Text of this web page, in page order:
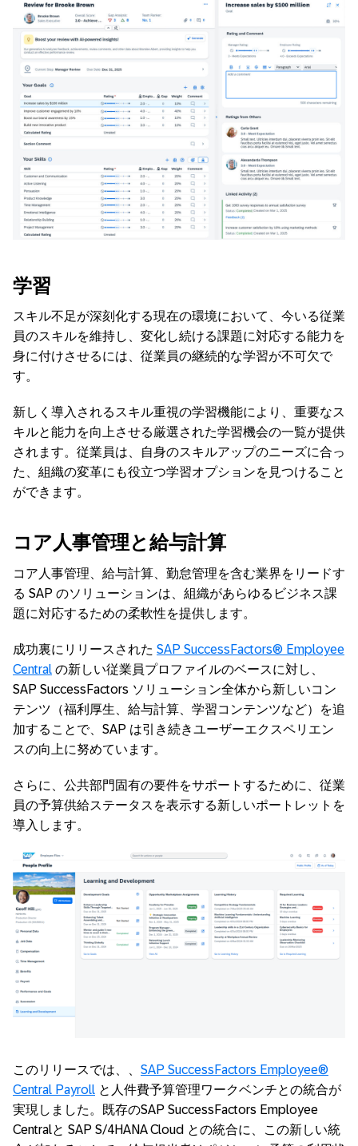
学習
スキル不足が深刻化する現在の環境において、今いる従業
員のスキルを維持し、変化し続ける課題に対応する能力を
身に付けさせるには、従業員の継続的な学習が不可欠で
す。
新しく導入されるスキル重視の学習機能により、重要なス
キルと能力を向上させる厳選された学習機会の一覧が提供
されます。従業員は、自身のスキルアップのニーズに合っ
た、組織の変革にも役立つ学習オプションを見つけること
ができます。
コア人事管理と給与計算
コア人事管理、給与計算、勤怠管理を含む業界をリードす
る SAP のソリューションは、組織があらゆるビジネス課
題に対応するための柔軟性を提供します。
成功裏にリリースされた SAP SuccessFactors® Employee
Central の新しい従業員プロファイルのベースに対し、
SAP SuccessFactors ソリューション全体から新しいコン
テンツ（福利厚生、給与計算、学習コンテンツなど）を追
加することで、SAP は引き続きユーザーエクスペリエン
スの向上に努めています。
さらに、公共部門固有の要件をサポートするために、従業
員の予算供給ステータスを表示する新しいポートレットを
導入します。
このリリースでは、、 SAP SuccessFactors Employee®
Central Payroll と人件費予算管理ワークベンチとの統合が
実現しました。既存のSAP SuccessFactors Employee
Centralと SAP S/4HANA Cloud との統合に、この新しい統